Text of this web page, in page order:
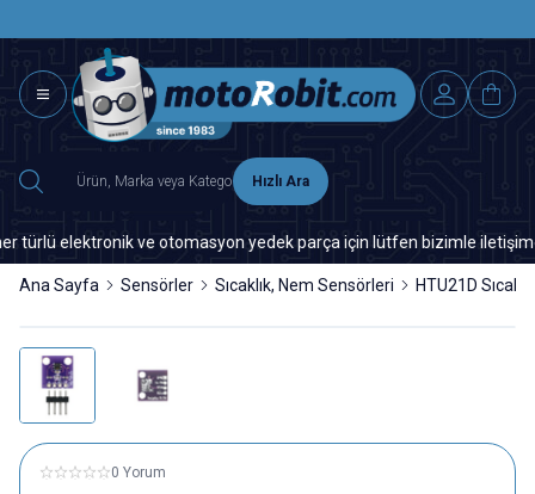
Hızlı Ara
elektronik ve otomasyon yedek parça için lütfen bizimle iletişime
Ana Sayfa Sensörler Sıcaklık, Nem Sensörleri HTU21D
0 Yorum